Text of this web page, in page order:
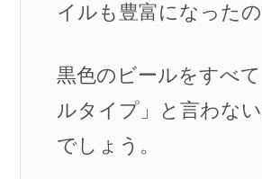
イルも豊富になったの
黒色のビールをすべ
ルタイプ」と言わな
でしょう。